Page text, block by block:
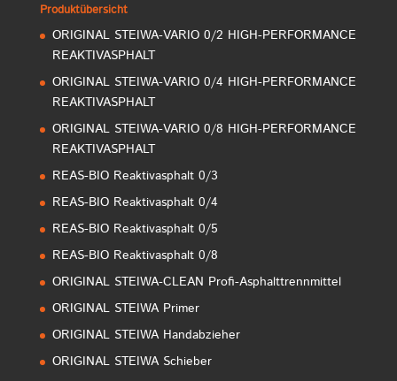
Produktübersicht
ORIGINAL STEIWA-VARIO 0/2 HIGH-PERFORMANCE
REAKTIVASPHALT
ORIGINAL STEIWA-VARIO 0/4 HIGH-PERFORMANCE
REAKTIVASPHALT
ORIGINAL STEIWA-VARIO 0/8 HIGH-PERFORMANCE
REAKTIVASPHALT
REAS-BIO Reaktivasphalt 0/3
REAS-BIO Reaktivasphalt 0/4
REAS-BIO Reaktivasphalt 0/5
REAS-BIO Reaktivasphalt 0/8
ORIGINAL STEIWA-CLEAN Profi-Asphalttrennmittel
ORIGINAL STEIWA Primer
ORIGINAL STEIWA Handabzieher
ORIGINAL STEIWA Schieber